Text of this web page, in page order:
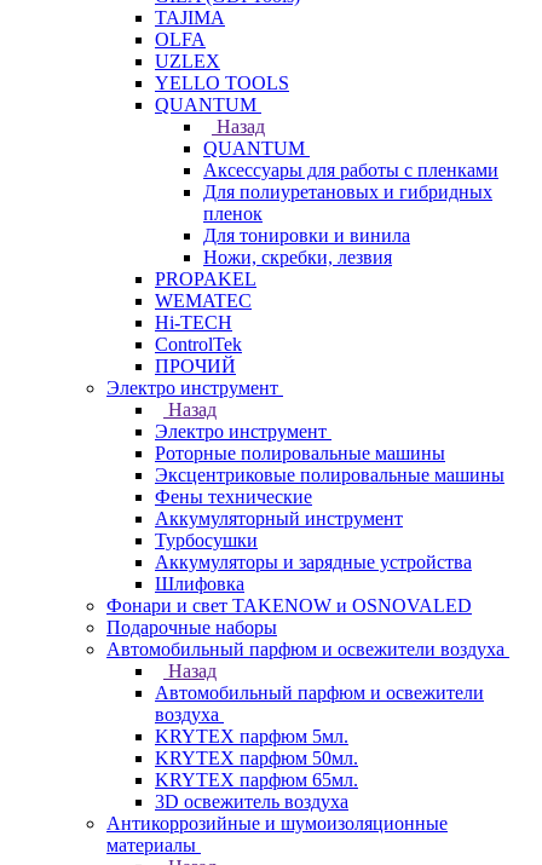
TAJIMA
OLFA
UZLEX
YELLO TOOLS
QUANTUM
Назад
QUANTUM
Аксессуары для работы с пленками
Для полиуретановых и гибридных
пленок
Для тонировки и винила
Ножи, скребки, лезвия
PROPAKEL
WEMATEC
Hi-TECH
ControlTek
ПРОЧИЙ
Электро инструмент
Назад
Электро инструмент
Роторные полировальные машины
Эксцентриковые полировальные машины
Фены технические
Аккумуляторный инструмент
Турбосушки
Аккумуляторы и зарядные устройства
Шлифовка
Фонари и свет TAKENOW и OSNOVALED
Подарочные наборы
Автомобильный парфюм и освежители воздуха
Назад
Автомобильный парфюм и освежители
воздуха
KRYTEX парфюм 5мл.
KRYTEX парфюм 50мл.
KRYTEX парфюм 65мл.
3D освежитель воздуха
Антикоррозийные и шумоизоляционные
материалы